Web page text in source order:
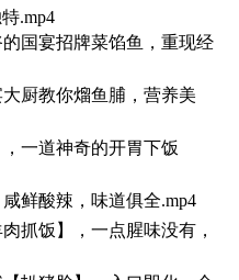
.mp4
国宴招牌菜馅鱼，重现经
厨教你熘鱼脯，营养美
一道神奇的开胃下饭
鲜酸辣，味道俱全.mp4
抓饭】，一点腥味没有，